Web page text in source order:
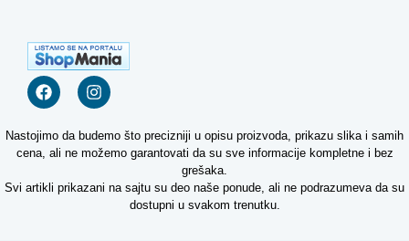
Nastojimo da budemo što precizniji u opisu proizvoda, prikazu slika i samih
cena, ali ne možemo garantovati da su sve informacije kompletne i bez
grešaka.
Svi artikli prikazani na sajtu su deo naše ponude, ali ne podrazumeva da su
dostupni u svakom trenutku.